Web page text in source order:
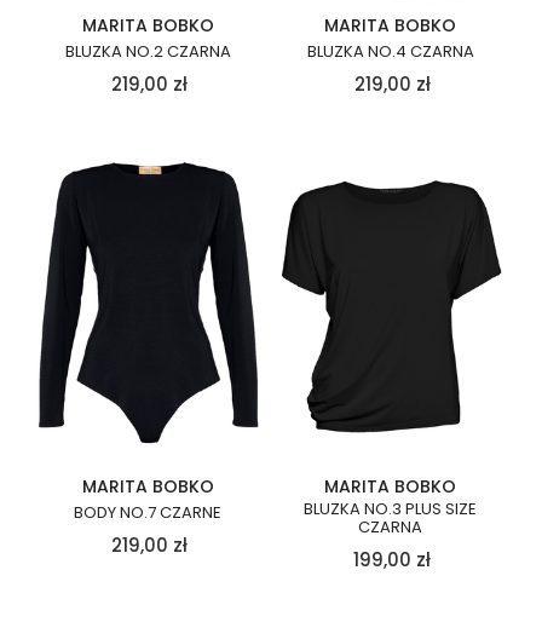
MARITA BOBKO
BLUZKA NO.2 CZARNA
219,00 zł
MARITA BOBKO
BLUZKA NO.4 CZARNA
219,00 zł
MARITA BOBKO
BODY NO.7 CZARNE
219,00 zł
MARITA BOBKO
BLUZKA NO.3 PLUS SIZE
CZARNA
199,00 zł